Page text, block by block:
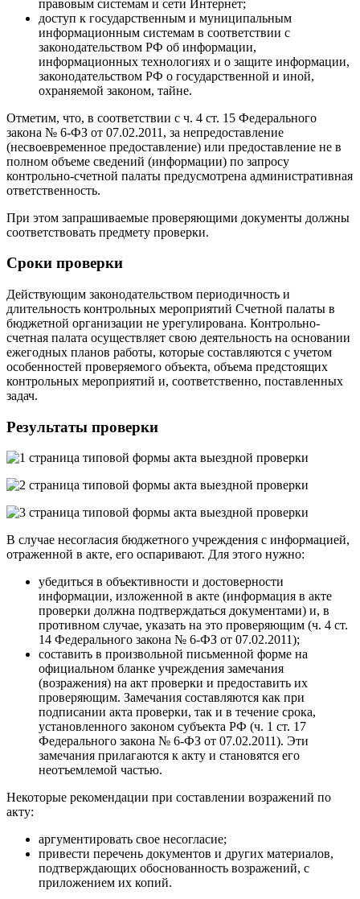
правовым системам и сети Интернет;
доступ к государственным и муниципальным
информационным системам в соответствии с
законодательством РФ об информации,
информационных технологиях и о защите информации,
законодательством РФ о государственной и иной,
охраняемой законом, тайне.
Отметим, что, в соответствии с ч. 4 ст. 15 Федерального
закона № 6-ФЗ от 07.02.2011, за непредоставление
(несвоевременное предоставление) или предоставление не в
полном объеме сведений (информации) по запросу
контрольно-счетной палаты предусмотрена административная
ответственность.
При этом запрашиваемые проверяющими документы должны
соответствовать предмету проверки.
Сроки проверки
Действующим законодательством периодичность и
длительность контрольных мероприятий Счетной палаты в
бюджетной организации не урегулирована. Контрольно-
счетная палата осуществляет свою деятельность на основании
ежегодных планов работы, которые составляются с учетом
особенностей проверяемого объекта, объема предстоящих
контрольных мероприятий и, соответственно, поставленных
задач.
Результаты проверки
В случае несогласия бюджетного учреждения с информацией,
отраженной в акте, его оспаривают. Для этого нужно:
убедиться в объективности и достоверности
информации, изложенной в акте (информация в акте
проверки должна подтверждаться документами) и, в
противном случае, указать на это проверяющим (ч. 4 ст.
14 Федерального закона № 6-ФЗ от 07.02.2011);
составить в произвольной письменной форме на
официальном бланке учреждения замечания
(возражения) на акт проверки и предоставить их
проверяющим. Замечания составляются как при
подписании акта проверки, так и в течение срока,
установленного законом субъекта РФ (ч. 1 ст. 17
Федерального закона № 6-ФЗ от 07.02.2011). Эти
замечания прилагаются к акту и становятся его
неотъемлемой частью.
Некоторые рекомендации при составлении возражений по
акту:
аргументировать свое несогласие;
привести перечень документов и других материалов,
подтверждающих обоснованность возражений, с
приложением их копий.